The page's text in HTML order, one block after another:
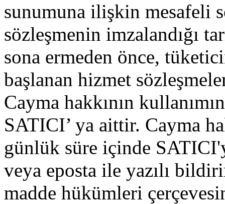
sunumuna ilişkin mesafeli
sözleşmenin imzalandığı
sona ermeden önce,
başlanan hizmet
Cayma hakkının
SATICI’ ya aittir. Cayma
günlük süre içinde
veya eposta ile yazılı
madde hükümleri